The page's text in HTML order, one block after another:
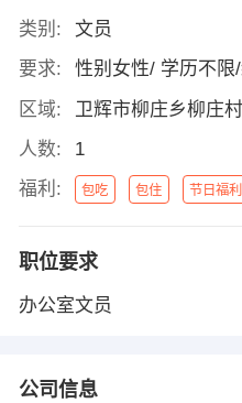
类别:
文员
要求:
性别女性/ 学历不限
区域:
卫辉市柳庄乡柳庄村
人数:
1
福利:
包吃 包住 节日福利
职位要求
办公室文员
公司信息